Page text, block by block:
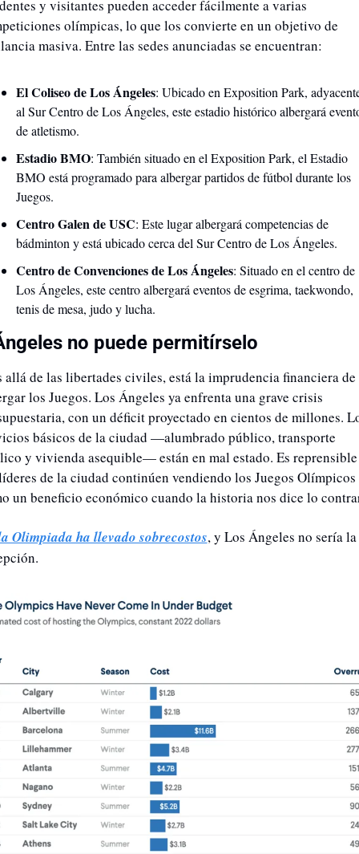
y visitantes pueden acceder fácilmente a varias
olímpicas, lo que los convierte en un objetivo de
masiva. Entre las sedes anunciadas se encuentran:​
El Coliseo deLos Ángeles: Ubicado en Exposition Park,
al Sur Centro de Los Ángeles, este estadio histórico albergará
de atletismo.
EstadioBMO: También situado en el Exposition Park, el Estadio
BMO está programado para albergar partidos de fútbol durante los
Juegos.
Centro Galen de USC: Este lugar albergará competencias de
bádminton y está ubicado cerca del Sur Centro de Los Ángeles.
Centro de Convenciones deLos Ángeles: Situado en el centro de
Los Ángeles, este centro albergará eventos de esgrima, taekwondo,
tenis de mesa, judo y lucha.
no puede permitírselo
allá de las libertades civiles, está la imprudencia financiera de
los Juegos. Los Ángeles ya enfrenta una grave crisis
con un déficit proyectado en cientos de millones.
básicos de la ciudad —alumbrado público, transporte
y vivienda asequible— están en mal estado. Es
de la ciudad continúen vendiendo los Juegos Olímpicos
un beneficio económico cuando la historia nos dice lo
Olimpiada ha llevado sobrecostos, y Los Ángeles no sería la